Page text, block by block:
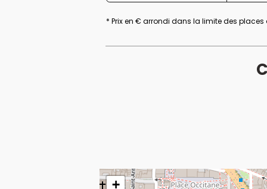
* Prix en € arrondi dans la limite des places
+